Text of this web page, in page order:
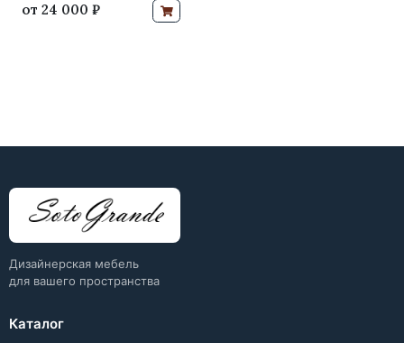
от 24 000 ₽
Дизайнерская мебель
для вашего пространства
Каталог